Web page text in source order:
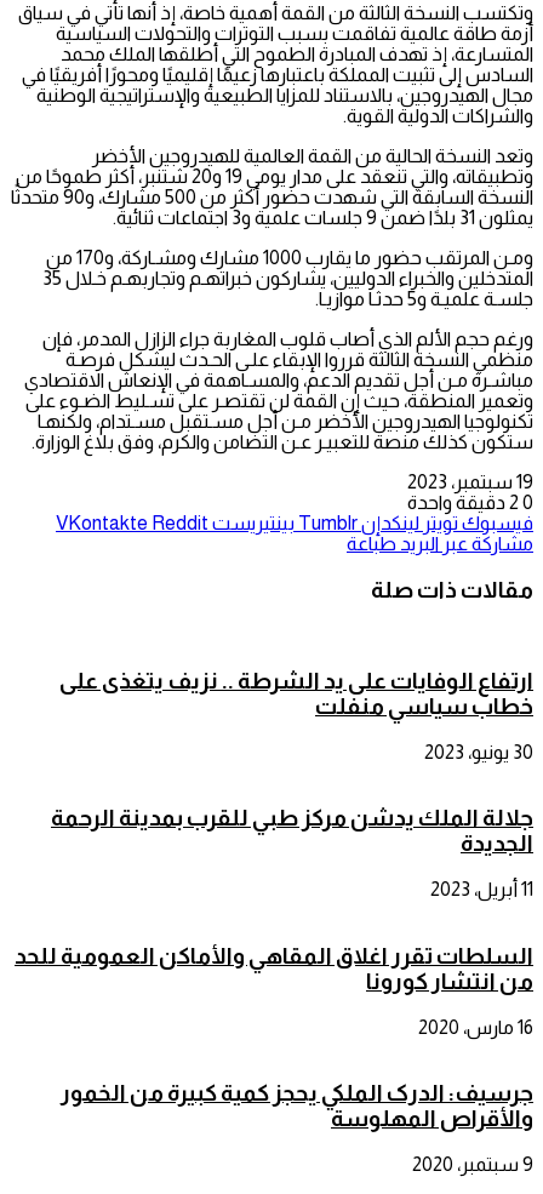
وتكتسب النسخة الثالثة من القمة أهمية خاصة، إذ أنها تأتي في سياق
أزمة طاقة عالمية تفاقمت بسبب التوترات والتحولات السياسية
المتسارعة، إذ تهدف المبادرة الطموح التي أطلقها الملك محمد
السادس إلى تثبيت المملكة باعتبارها زعيمًا إقليميًا ومحورًا أفريقيًا في
مجال الهيدروجين، بالاستناد للمزايا الطبيعية والإستراتيجية الوطنية
والشراكات الدولية القوية.
وتعد النسخة الحالية من القمة العالمية للهيدروجين الأخضر
وتطبيقاته، والتي تنعقد على مدار يومي 19 و20 شتنبر، أكثر طموحًا من
النسخة السابقة التي شهدت حضور أكثر من 500 مشارك، و90 متحدثًا
يمثلون 31 بلدًا ضمن 9 جلسات علمية و3 اجتماعات ثنائية.
ومـن المرتقب حضور ما يقارب 1000 مشارك ومشـاركة، و170 من
المتدخلين والخبراء الدوليين، يشاركون خبراتهـم وتجاربهـم خـلال 35
جلسـة علميـة و5 حدثـا موازيـا.
ورغم حجم الألم الذي أصاب قلوب المغاربة جراء الزازل المدمر، فإن
منظمي النسخة الثالثة قرروا الإبقاء علـى الحـدث ليشكل فرصـة
مباشـرة مـن أجل تقديم الدعم، والمسـاهمة في الإنعاش الاقتصادي
وتعمير المنطقة، حيث إن القمة لن تقتصـر على تسـليط الضـوء على
تكنولوجيا الهيدروجين الأخضر مـن أجل مسـتقبل مسـتدام، ولكنهـا
ستكون كذلك منصة للتعبيـر عـن التضامن والكرم، وفق بلاغ الوزارة.
19 سبتمبر، 2023
0
دقيقة واحدة
فيسبوك تويتر لينكدإن بينتيريست
مشاركة عبر البريد طباعة
مقالات ذات صلة
ارتفاع الوفايات على يد الشرطة .. نزيف يتغذى على
خطاب سياسي منفلت
30 يونيو، 2023
جلالة الملك يدشن مركز طبي للقرب بمدينة الرحمة
الجديدة
11 أبريل، 2023
السلطات تقرر اغلاق المقاهي والأماكن العمومية للحد
من انتشار كورونا
16 مارس، 2020
جرسيف: الدرک الملكي يحجز کمية کبيرة من الخمور
والأقراص المهلوسة
9 سبتمبر، 2020